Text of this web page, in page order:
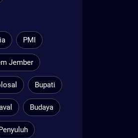
PMI
Jember
Bupati
Budaya